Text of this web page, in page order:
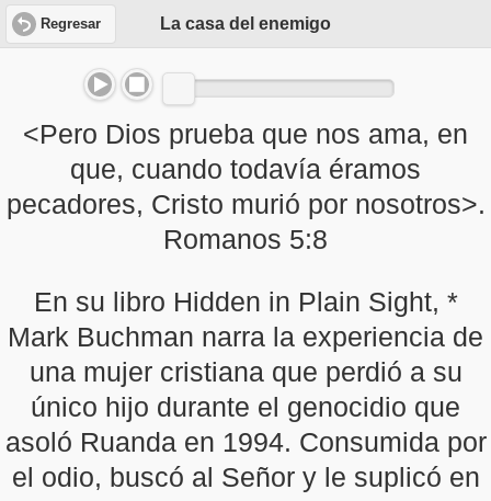
Regresar La casa del enemigo
<Pero Dios prueba que nos ama, en
que, cuando todavía éramos
pecadores, Cristo murió por nosotros>.
Romanos 5:8
En su libro Hidden in Plain Sight, *
Mark Buchman narra la experiencia de
una mujer cristiana que perdió a su
único hijo durante el genocidio que
asoló Ruanda en 1994. Consumida por
el odio, buscó al Señor y le suplicó en